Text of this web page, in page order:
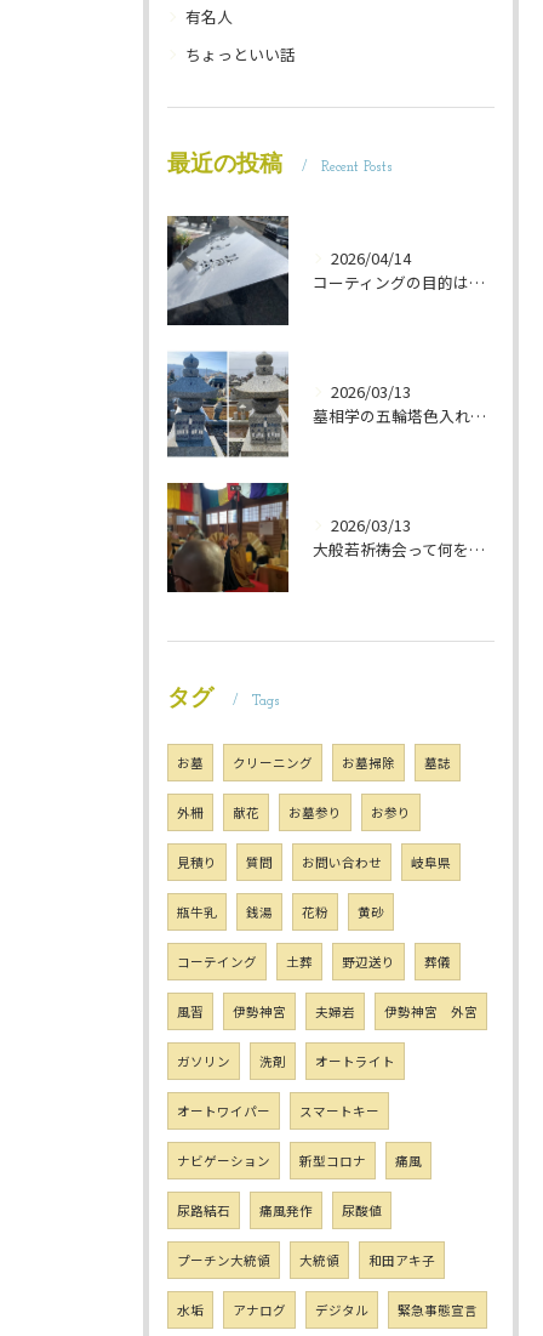
有名人
ちょっといい話
最近の投稿 Recent Posts
2026/04/14
コーティングの目的は 墓石を保護することです 岐阜のお墓掃除屋「磨き専隊」です
2026/03/13
墓相学の五輪塔色入れ 岐阜のお墓掃除屋「磨き専隊」です
2026/03/13
大般若祈祷会って何をするの？ 岐阜のお墓掃除屋「磨き専隊」です
タグ Tags
お墓 クリーニング お墓掃除 墓誌
外柵 献花 お墓参り お参り
見積り 質問 お問い合わせ 岐阜県
瓶牛乳 銭湯 花粉 黄砂
コーテイング 土葬 野辺送り 葬儀
風習 伊勢神宮 夫婦岩 伊勢神宮 外宮
ガソリン 洗剤 オートライト
オートワイパー スマートキー
ナビゲーション 新型コロナ 痛風
尿路結石 痛風発作 尿酸値
プーチン大統領 大統領 和田アキ子
水垢 アナログ デジタル 緊急事態宣言